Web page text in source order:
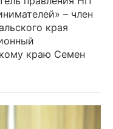
– член
края
краю Семен